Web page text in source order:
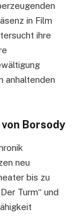
in Film
ihre
anhaltenden
Borsody
neu
bis zu
Turm“ und